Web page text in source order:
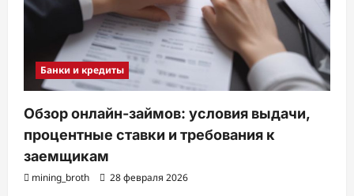
Банки и кредиты
Обзор онлайн-займов: условия выдачи,
процентные ставки и требования к
заемщикам
mining_broth 28 февраля 2026